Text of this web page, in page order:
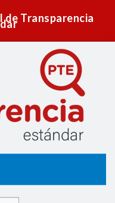
de Transparencia